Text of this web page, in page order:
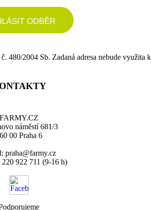
ODBĚR
480/2004 Sb. Zadaná adresa nebude
FARMY.CZ
náměstí 681/3
00 Praha 6
praha@farmy.cz
922 711 (9-16 h)